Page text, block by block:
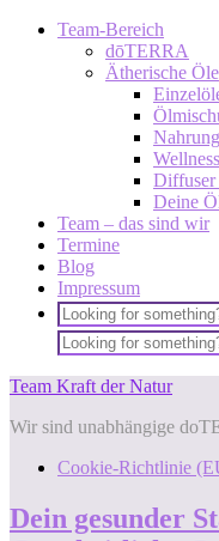
Team-Bereich
dōTERRA
Ätherische Öle
Deine
Team – das sind wir
Termine
Blog
Impressum
Team Kraft der Natur
Wir sind unabhängige
Cookie-Richtlinie
Dein gesunder